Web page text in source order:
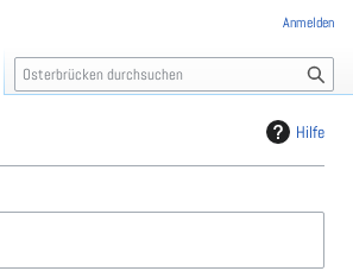
Hilfe
Anmelden
S
u